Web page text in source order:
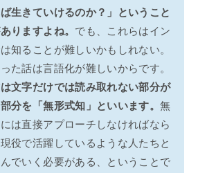
生きていけるのか？」ということ
りますよね。 でも、これらはイン
知ることが難しいかもしれない。
た話は言語化が難しいからです。
文字だけでは読み取れない部分が
分を「無形式知」といいます。 無
は直接アプローチしなければなら
役で活躍しているような人たちと
でいく必要がある、ということで